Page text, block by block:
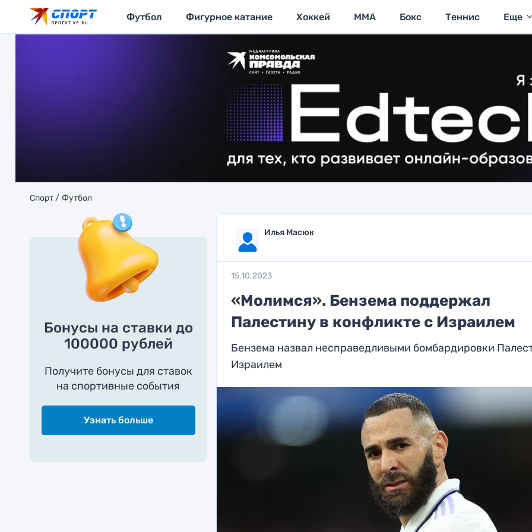
Футбол Фигурное катание Хоккей MMA Бокс Теннис Еще
Спорт Футбол
Бонусы на ставки до
100000 рублей
Получите бонусы для ставок
на спортивные события
Узнать больше
Илья Масюк
15.10.2023
«Молимся». Бензема поддержал
Палестину в конфликте с Израилем
Бензема назвал несправедливыми бомбардировки
Израилем